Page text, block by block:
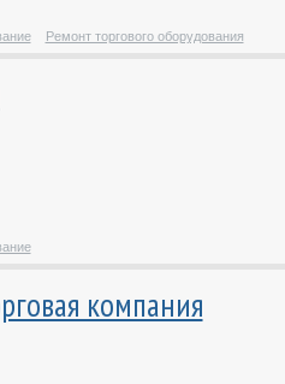
Ремонт торгового оборудования
компания